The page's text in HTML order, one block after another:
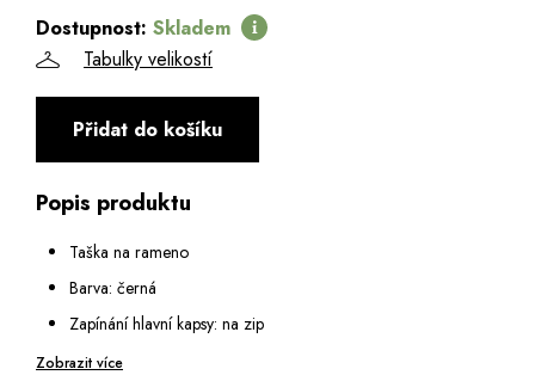
Dostupnost: Skladem
Tabulky velikostí
Přidat do košíku
Popis produktu
Taška na rameno
Barva: černá
Zapínání hlavní kapsy: na zip
Vnitřní vybavení: malá kapsa na zip, dvě poutka na pera a
Zobrazit více